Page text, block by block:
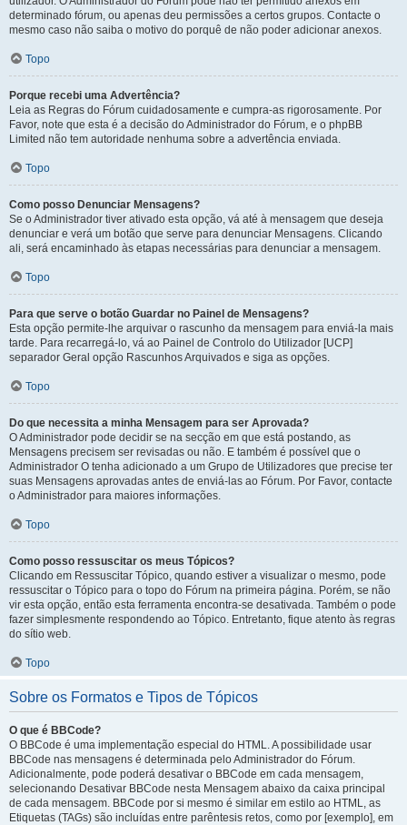
determinado fórum, ou apenas deu permissões a certos grupos. Contacte o
mesmo caso não saiba o motivo do porquê de não poder adicionar anexos.
Topo
Porque recebi uma Advertência?
Leia as Regras do Fórum cuidadosamente e cumpra-as rigorosamente. Por
Favor, note que esta é a decisão do Administrador do Fórum, e o phpBB
Limited não tem autoridade nenhuma sobre a advertência enviada.
Topo
Como posso Denunciar Mensagens?
Se o Administrador tiver ativado esta opção, vá até à mensagem que deseja
denunciar e verá um botão que serve para denunciar Mensagens. Clicando
ali, será encaminhado às etapas necessárias para denunciar a mensagem.
Topo
Para que serve o botão Guardar no Painel de Mensagens?
Esta opção permite-lhe arquivar o rascunho da mensagem para enviá-la mais
tarde. Para recarregá-lo, vá ao Painel de Controlo do Utilizador [UCP]
separador Geral opção Rascunhos Arquivados e siga as opções.
Topo
Do que necessita a minha Mensagem para ser Aprovada?
O Administrador pode decidir se na secção em que está postando, as
Mensagens precisem ser revisadas ou não. E também é possível que o
Administrador O tenha adicionado a um Grupo de Utilizadores que precise ter
suas Mensagens aprovadas antes de enviá-las ao Fórum. Por Favor, contacte
o Administrador para maiores informações.
Topo
Como posso ressuscitar os meus Tópicos?
Clicando em Ressuscitar Tópico, quando estiver a visualizar o mesmo, pode
ressuscitar o Tópico para o topo do Fórum na primeira página. Porém, se não
vir esta opção, então esta ferramenta encontra-se desativada. Também o pode
fazer simplesmente respondendo ao Tópico. Entretanto, fique atento às regras
do sítio web.
Topo
Sobre os Formatos e Tipos de Tópicos
O que é BBCode?
O BBCode é uma implementação especial do HTML. A possibilidade usar
BBCode nas mensagens é determinada pelo Administrador do Fórum.
Adicionalmente, pode poderá desativar o BBCode em cada mensagem,
selecionando Desativar BBCode nesta Mensagem abaixo da caixa principal
de cada mensagem. BBCode por si mesmo é similar em estilo ao HTML, as
Etiquetas (TAGs) são incluídas entre parêntesis retos, como por [exemplo], em